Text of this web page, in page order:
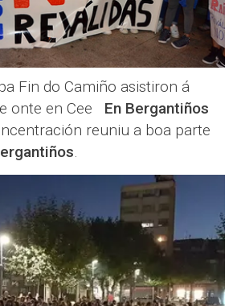
Fin do Camiño asistiron á
onte en Cee En Bergantiños
reuniu a boa parte
.